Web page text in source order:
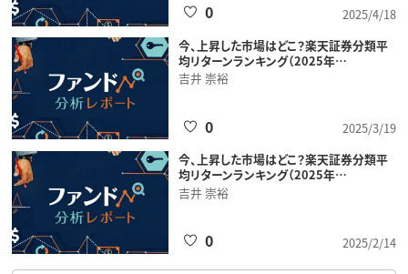
2025/4/18
0
今、上昇した市場はどこ？楽天証券分類平
均リターンランキング（2025年…
吉井 崇裕
2025/3/19
0
今、上昇した市場はどこ？楽天証券分類平
均リターンランキング（2025年…
吉井 崇裕
2025/2/14
0